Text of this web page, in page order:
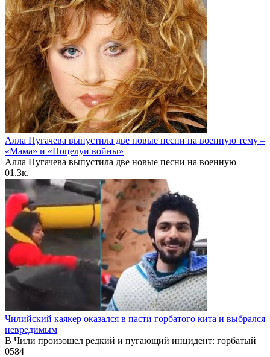
Алла Пугачева выпустила две новые песни на военную тему –
«Мама» и «Поцелуи войны»
Алла Пугачева выпустила две новые песни на военную
01.3к.
Чилийский каякер оказался в пасти горбатого кита и выбрался
невредимым
В Чили произошел редкий и пугающий инцидент: горбатый
0584